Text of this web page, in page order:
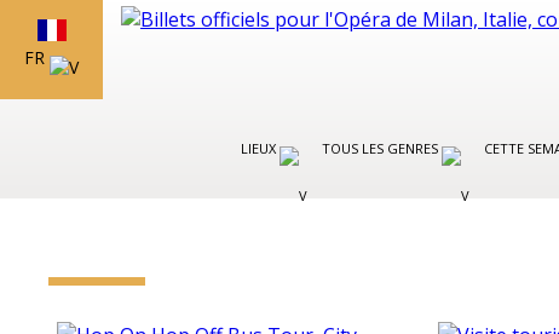
FR
LIEUX TOUS LES GENRES CETTE